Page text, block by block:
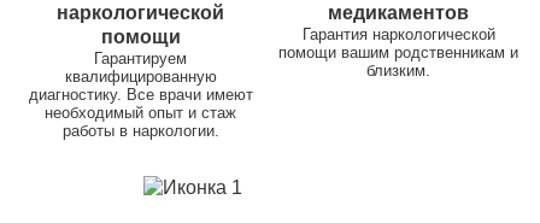
наркологической
помощи
Гарантируем
квалифицированную
диагностику. Все врачи имеют
необходимый опыт и стаж
работы в наркологии.
медикаментов
Гарантия наркологической
помощи вашим родственникам и
близким.